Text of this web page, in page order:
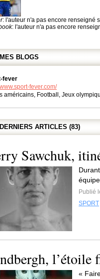
: l'auteur n'a pas encore renseigné
: l'auteur n'a pas encore
MES BLOGS
fever
fever.com/
américains, Football, Jeux
DERNIERS ARTICLES (83)
Sawchuk,
Publié
SPORT
l’étoile
«